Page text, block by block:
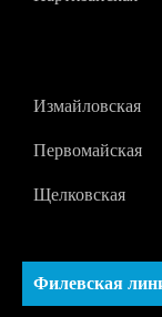
Измайловская
Первомайская
Щелковская
Филевская